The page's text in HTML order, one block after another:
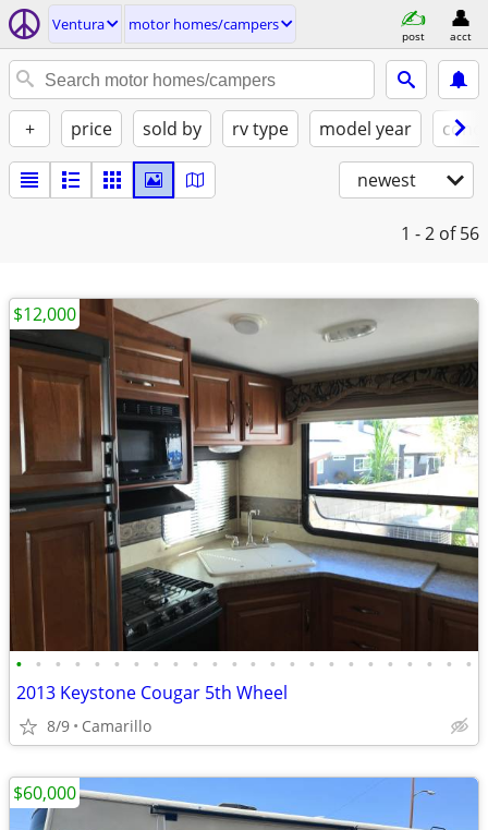
Ventura motor homes/campers
post acct
+ price sold by rv type model year
newest
1 - 2 of 56
• • • • • • • • • • • • • • • • • • • • • • • •
2013 Keystone Cougar 5th Wheel
8/9 Camarillo
$12,000
$60,000